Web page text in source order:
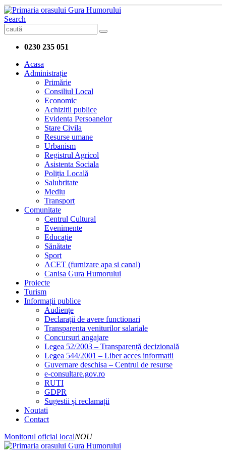
Search
0230 235 051
Acasa
Administrație
Primărie
Consiliul Local
Economic
Achizitii publice
Evidenta Persoanelor
Stare Civila
Resurse umane
Urbanism
Registrul Agricol
Asistenta Sociala
Poliția Locală
Salubritate
Mediu
Transport
Comunitate
Centrul Cultural
Evenimente
Educație
Sănătate
Sport
ACET (furnizare apa si canal)
Canisa Gura Humorului
Proiecte
Turism
Informații publice
Audiențe
Declarații de avere functionari
Transparenta veniturilor salariale
Concursuri angajare
Legea 52/2003 – Transparență decizională
Legea 544/2001 – Liber acces informatii
Guvernare deschisa – Centrul de resurse
e-consultare.gov.ro
RUTI
GDPR
Sugestii și reclamații
Noutati
Contact
Monitorul oficial localNOU